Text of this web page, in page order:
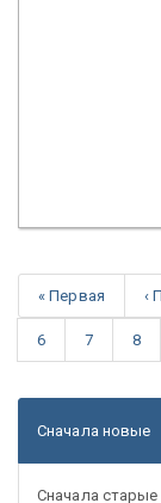
« Первая ‹
6 7 8
Сначала новые
Сначала старые